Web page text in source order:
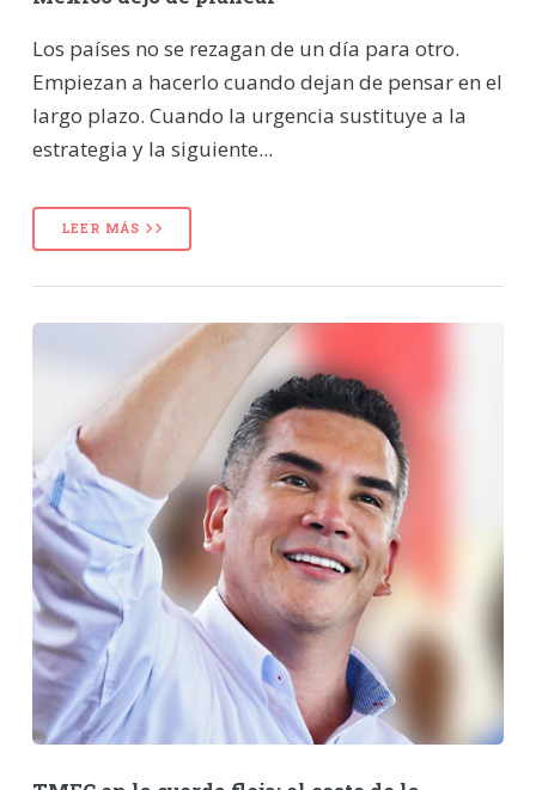
Los países no se rezagan de un día para otro.
Empiezan a hacerlo cuando dejan de pensar en el
largo plazo. Cuando la urgencia sustituye a la
estrategia y la siguiente...
LEER MÁS